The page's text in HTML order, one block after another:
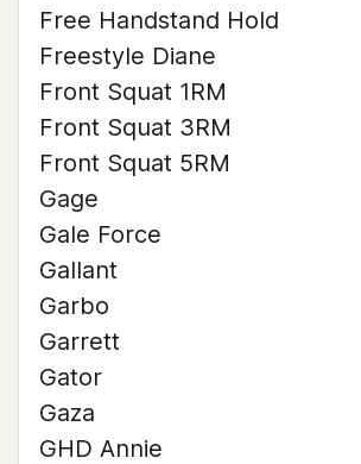
Free Handstand Hold
Freestyle Diane
Front Squat 1RM
Front Squat 3RM
Front Squat 5RM
Gage
Gale Force
Gallant
Garbo
Garrett
Gator
Gaza
GHD Annie